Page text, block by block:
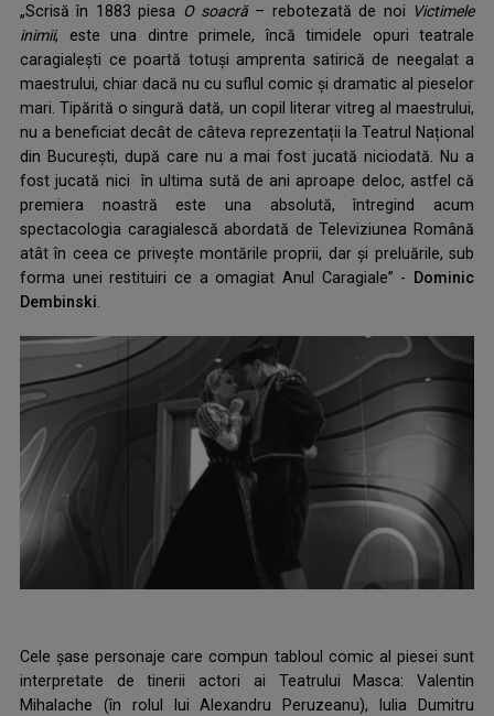
„Scrisă în 1883 piesa O soacră– rebotezată de noi Victimele
inimii, este una dintre primele, încă timidele opuri teatrale
caragialești ce poartă totuși amprenta satirică de neegalat a
maestrului, chiar dacă nu cu suflul comic și dramatic al pieselor
mari. Tipărită o singură dată, un copil literar vitreg al maestrului,
nu a beneficiat decât de câteva reprezentații la Teatrul Național
din București, după care nu a mai fost jucată niciodată. Nu a
fost jucată nici în ultima sută de ani aproape deloc, astfel că
premiera noastră este una absolută, întregind acum
spectacologia caragialescă abordată de Televiziunea Română
atât în ceea ce privește montările proprii, dar și preluările, sub
forma unei restituiri ce a omagiat Anul Caragiale” -
Dominic
Dembinski
Cele șase personaje care compun tabloul comic al piesei sunt
interpretate de tinerii actori ai Teatrului Masca: Valentin
Mihalache (în rolul lui Alexandru Peruzeanu), Iulia Dumitru